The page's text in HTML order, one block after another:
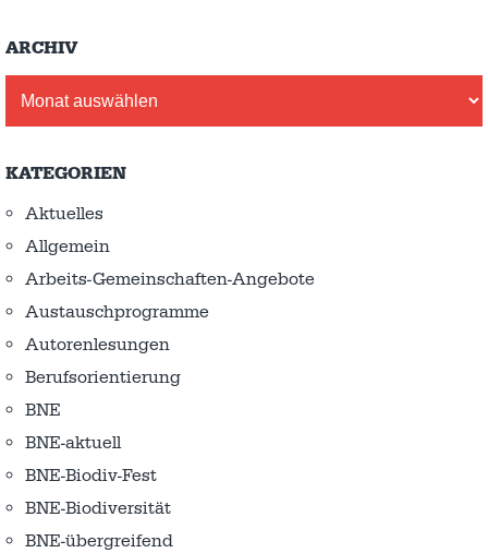
ARCHIV
KATEGORIEN
Aktuelles
Allgemein
Arbeits-Gemeinschaften-Angebote
Austausch­programme
Autorenlesungen
Berufsorientierung
BNE
BNE-aktuell
BNE-Biodiv-Fest
BNE-Biodiversität
BNE-übergreifend